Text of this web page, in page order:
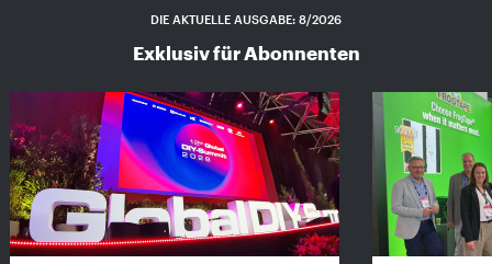
DIE AKTUELLE AUSGABE: 8/2026
Exklusiv für Abonnenten